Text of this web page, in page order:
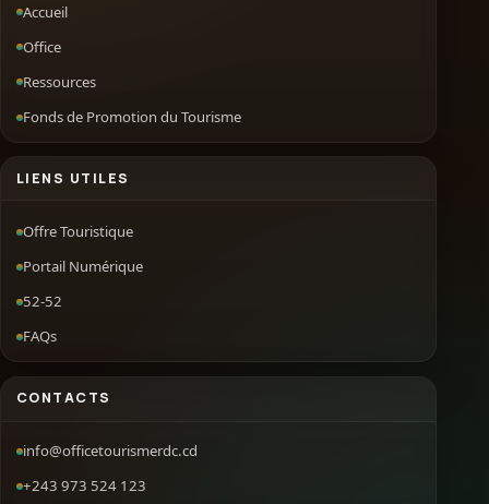
Accueil
Office
Ressources
Fonds de Promotion du Tourisme
LIENS UTILES
Offre Touristique
Portail Numérique
52-52
FAQs
CONTACTS
info@officetourismerdc.cd
+243 973 524 123